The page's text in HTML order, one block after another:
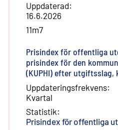
Uppdaterad:
16.6.2026
11m7
Prisindex för offentliga
prisindex för den
(KUPHI) efter
Uppdateringsfrekvens:
Kvartal
Statistik:
Prisindex för offentliga